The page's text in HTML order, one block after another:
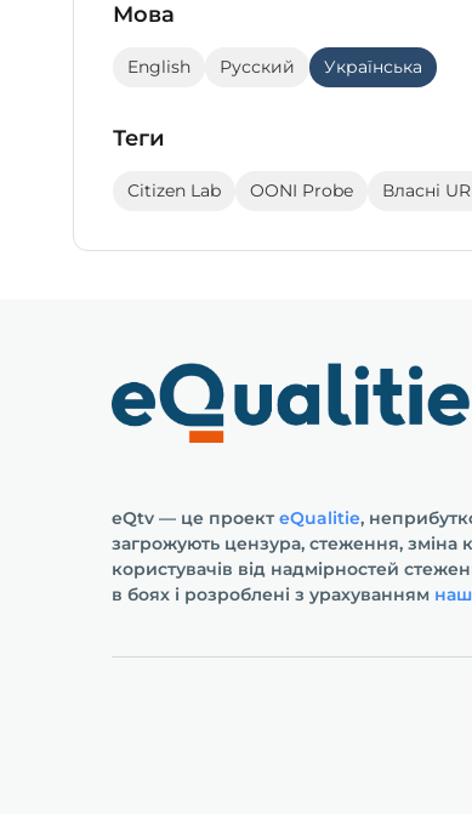
Мова
English Русский Українська
Теги
Citizen Lab OONI Probe Власні
eQtv — це проект eQualitie,
загрожують цензура, стеження, зміна
користувачів від надмірностей
в боях і розроблені з урахуванням